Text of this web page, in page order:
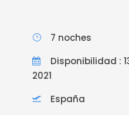
7 noches
Disponibilidad :
2021
España